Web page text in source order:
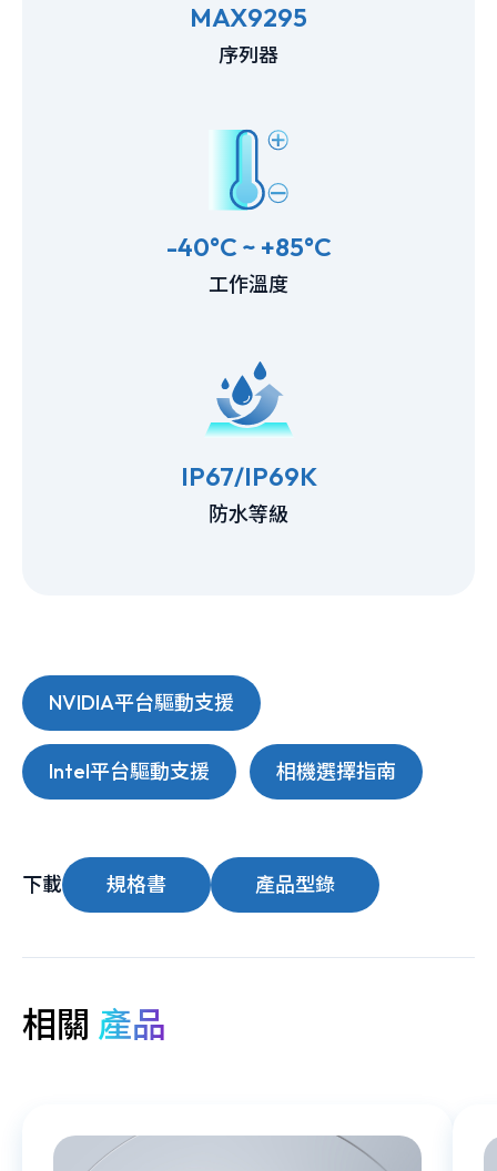
MAX9295
序列器
-40°C ~ +85°C
工作溫度
IP67/IP69K
防水等級
NVIDIA平台驅動支援
Intel平台驅動支援 相機選擇指南
下載 規格書 產品型錄
相關 產品